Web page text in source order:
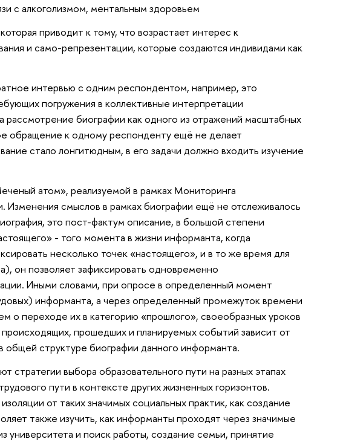
с алкоголизмом, ментальным здоровьем
приводит к тому, что возрастает интерес к
и само-репрезентации, которые создаются индивидами как
интервью с одним респондентом, например, это
погружения в коллективные интерпретации
биографии как одного из отражений масштабных
обращение к одному респонденту ещё не делает
стало лонгитюдным, в его задачи должно входить изучение
атом», реализуемой в рамках Мониторинга
Изменения смыслов в рамках биографии ещё не отслеживалось
это пост-фактум описание, в большой степени
- того момента в жизни информанта, когда
несколько точек «настоящего», и в то же время для
он позволяет зафиксировать одновременно
Иными словами, при опросе в определенный момент
информанта, а через определенный промежуток времени
о переходе их в категорию «прошлого», своеобразных уроков
прошедших и планируемых событий зависит от
общей структуре биографии данного информанта.
стратегии выбора образовательного пути на разных этапах
пути в контексте других жизненных горизонтов.
от таких значимых социальных практик, как создание
также изучить, как информанты проходят через значимые
университета и поиск работы, создание семьи, принятие